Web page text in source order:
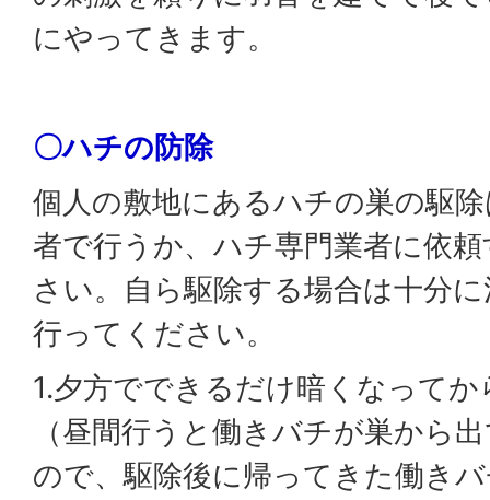
にやってきます。
〇ハチの防除
個人の敷地にあるハチの巣の駆
者で行うか、ハチ専門業者に依
さい。自ら駆除する場合は十分
行ってください。
1.夕方でできるだけ暗くなって
（昼間行うと働きバチが巣から
ので、駆除後に帰ってきた働き